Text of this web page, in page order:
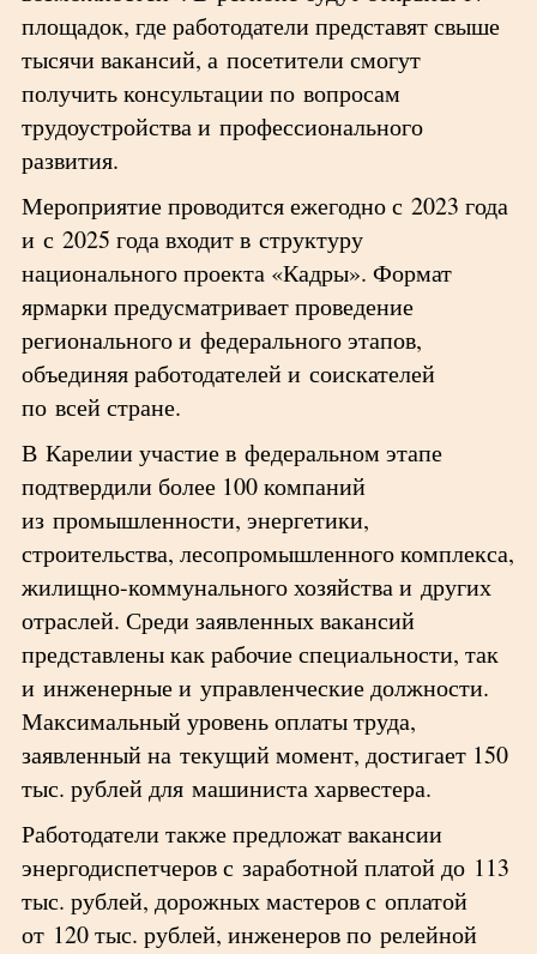
площадок, где работодатели представят свыше
тысячи вакансий, а посетители смогут
получить консультации по вопросам
трудоустройства и профессионального
развития.
Мероприятие проводится ежегодно с 2023 года
и с 2025 года входит в структуру
национального проекта «Кадры». Формат
ярмарки предусматривает проведение
регионального и федерального этапов,
объединяя работодателей и соискателей
по всей стране.
В Карелии участие в федеральном этапе
подтвердили более 100 компаний
из промышленности, энергетики,
строительства, лесопромышленного комплекса,
жилищно-коммунального хозяйства и других
отраслей. Среди заявленных вакансий
представлены как рабочие специальности, так
и инженерные и управленческие должности.
Максимальный уровень оплаты труда,
заявленный на текущий момент, достигает 150
тыс. рублей для машиниста харвестера.
Работодатели также предложат вакансии
энергодиспетчеров с заработной платой до 113
тыс. рублей, дорожных мастеров с оплатой
от 120 тыс. рублей, инженеров по релейной